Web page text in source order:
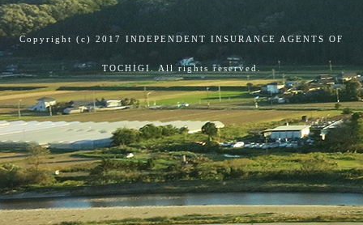
Copyright (c) 2017 INDEPENDENT INSURANCE AGENTS OF
TOCHIGI. All rights reserved.